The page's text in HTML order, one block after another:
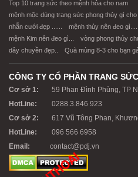
Top 10 trang sức theo mệnh hỏa cho nam
mệnh mộc dùng trang sức phong thủy gì
nhẫn cưới đẹp ......
mệnh thủy nên đeo gì....
mệnh Kim nên đeo gì...
vòng phong thủy
dây chuyền đẹp..
Quà mùng 8-3 cho bạn
CÔNG TY CỔ PHẦN TRANG
Cơ sở 1:
59 Phan Đình Phùng, TP
HotLine:
0288.3.846 923
Cơ sở 2:
617 Vũ Tông Phan,
HotLine:
096 566 6958
Email:
contact@pdj.vn